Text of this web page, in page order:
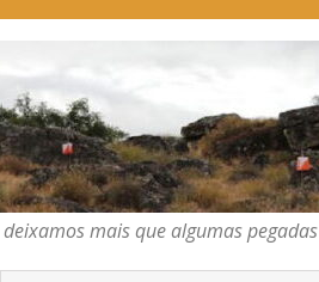
algumas pegadas
mais que algumas pegadas